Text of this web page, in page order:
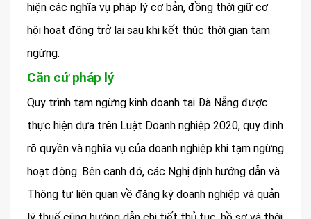
hiện các nghĩa vụ pháp lý cơ bản, đồng thời giữ cơ
hội hoạt động trở lại sau khi kết thúc thời gian tạm
ngừng.
Căn cứ pháp lý
Quy trình tạm ngừng kinh doanh tại Đà Nẵng được
thực hiện dựa trên Luật Doanh nghiệp 2020, quy định
rõ quyền và nghĩa vụ của doanh nghiệp khi tạm ngừng
hoạt động. Bên cạnh đó, các Nghị định hướng dẫn và
Thông tư liên quan về đăng ký doanh nghiệp và quản